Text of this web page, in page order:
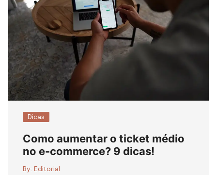
Dicas
Como aumentar o ticket médio
no e-commerce? 9 dicas!
By: Editorial